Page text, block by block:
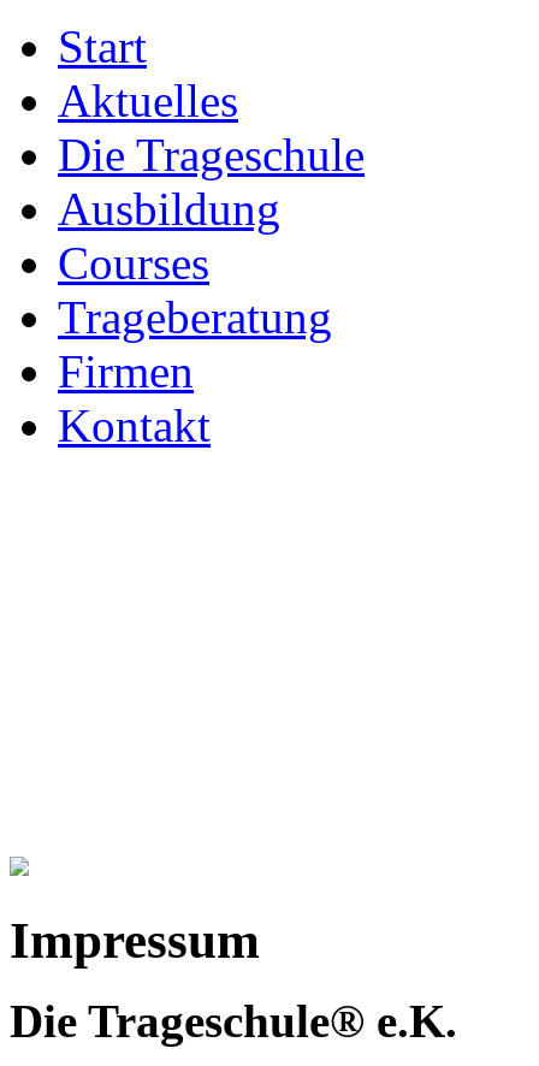
Start
Aktuelles
Die Trageschule
Ausbildung
Courses
Trageberatung
Firmen
Kontakt
Impressum
Die Trageschule® e.K.